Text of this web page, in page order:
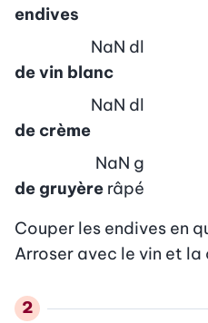
endives
de vin blanc
NaN dl
de crème
NaN dl
de gruyère râpé
NaN g
Couper les endives en
Arroser avec le vin et